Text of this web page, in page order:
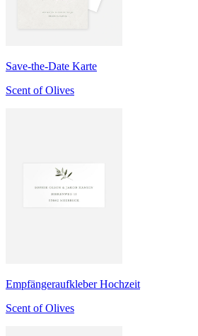
Save-the-Date Karte
Scent of Olives
Empfängeraufkleber Hochzeit
Scent of Olives